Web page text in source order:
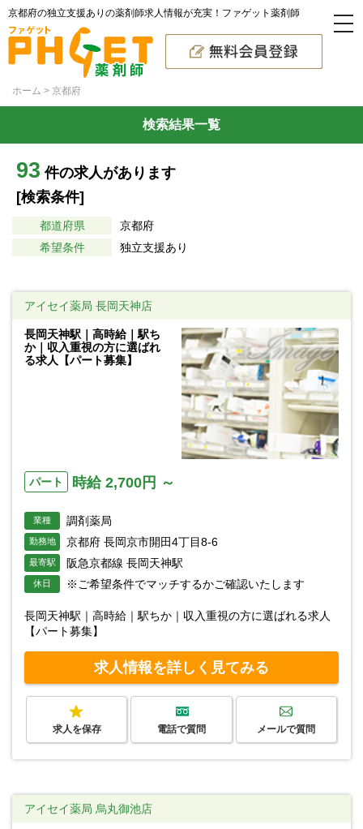
京都府の独立支援ありの薬剤師求人情報が充実！ファゲット薬剤師
ホーム 京都府
検索結果一覧
93 件の求人があります
[検索条件]
都道府県
京都府
希望条件
独立支援あり
アイセイ薬局 長岡天神店
長岡天神駅｜高時給｜駅ち
か｜収入重視の方に選ばれ
る求人【パート募集】
パート 時給 2,700円 ～
業種 調剤薬局
勤務地 京都府 長岡京市開田4丁目8-6
最寄駅 阪急京都線 長岡天神駅
休日 ※ご希望条件でマッチするかご確認いたします
長岡天神駅｜高時給｜駅ちか｜収入重視の方に選ばれる求人
【パート募集】
求人情報を詳しく見てみる
求人を保存 電話で質問 メールで質問
アイセイ薬局 烏丸御池店